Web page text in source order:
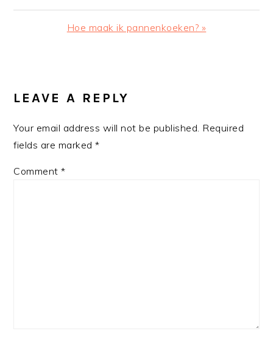
Post:
Next
Hoe maak ik pannenkoeken? »
INTERACTIONS
LEAVE A REPLY
Your email address will not be published. Required
fields are marked*
Comment*